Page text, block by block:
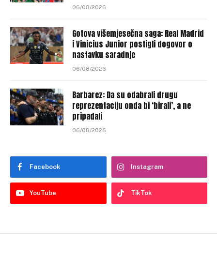
06/08/2026
Gotova višemjesečna saga: Real Madrid
i Vinicius Junior postigli dogovor o
nastavku saradnje
06/08/2026
Barbarez: Da su odabrali drugu
reprezentaciju onda bi ‘birali’, a ne
pripadali
06/08/2026
Facebook Instagram
YouTube TikTok